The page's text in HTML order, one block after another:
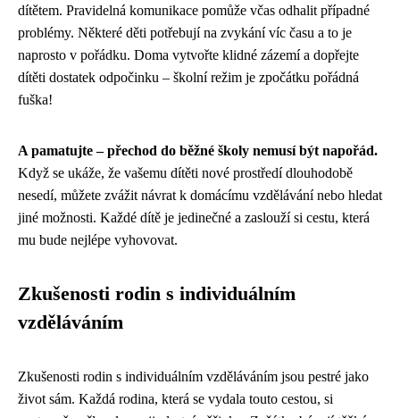
dítětem. Pravidelná komunikace pomůže včas odhalit případné
problémy. Některé děti potřebují na zvykání víc času a to je
naprosto v pořádku. Doma vytvořte klidné zázemí a dopřejte
dítěti dostatek odpočinku – školní režim je zpočátku pořádná
fuška!
A pamatujte – přechod do běžné školy nemusí být napořád.
Když se ukáže, že vašemu dítěti nové prostředí dlouhodobě
nesedí, můžete zvážit návrat k domácímu vzdělávání nebo hledat
jiné možnosti. Každé dítě je jedinečné a zaslouží si cestu, která
mu bude nejlépe vyhovovat.
Zkušenosti rodin s individuálním
vzděláváním
Zkušenosti rodin s individuálním vzděláváním jsou pestré jako
život sám. Každá rodina, která se vydala touto cestou, si